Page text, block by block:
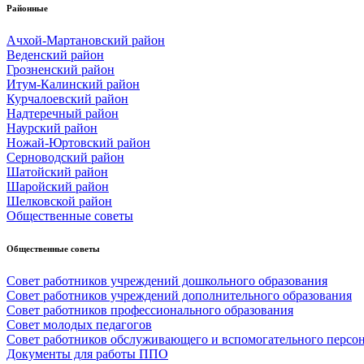
Районные
Ачхой-Мартановский район
Веденский район
Грозненский район
Итум-Калинский район
Курчалоевский район
Надтеречный район
Наурский район
Ножай-Юртовский район
Серноводский район
Шатойский район
Шаройский район
Шелковской район
Общественные советы
Общественные советы
Совет работников учреждений дошкольного образования
Совет работников учреждений дополнительного образования
Совет работников профессионального образования
Совет молодых педагогов
Совет работников обслуживающего и вспомогательного
Документы для работы ППО